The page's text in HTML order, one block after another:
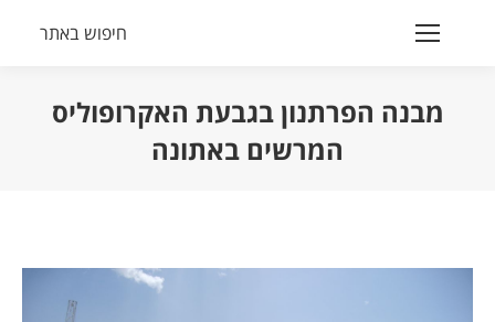
Search:
חיפוש באתר
מבנה הפרתנון בגבעת האקרופוליס
המרשים באתונה